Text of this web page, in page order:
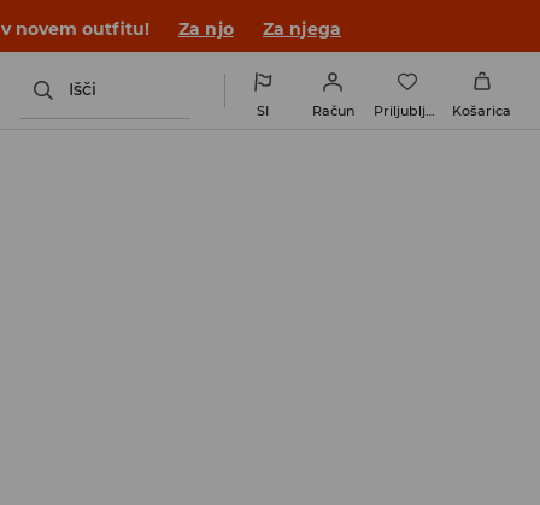
v novem outfitu! Za njo Za njega
Išči
SI Račun Priljubljene Košarica